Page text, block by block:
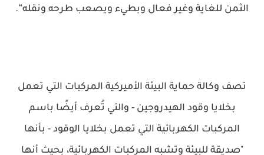
الثمن للغاية وغير فعال وبطيء ويصعب طرحه ونقله”.
تصف وكالة حماية البيئة الأميركية المركبات التي تعمل
بخلايا وقود الهيدروجين - والتي تُعرف أيضًا باسم
المركبات الكهربائية التي تعمل بخلايا الوقود - بأنها
"صديقة للبيئة وتشبه المركبات الكهربائية، بحيث أنها